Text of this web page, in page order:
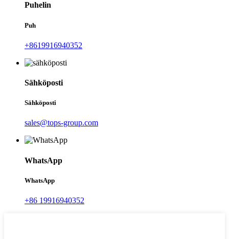
Puhelin
Puh
+8619916940352
Sähköposti
Sähköposti
sales@tops-group.com
WhatsApp
WhatsApp
+86 19916940352